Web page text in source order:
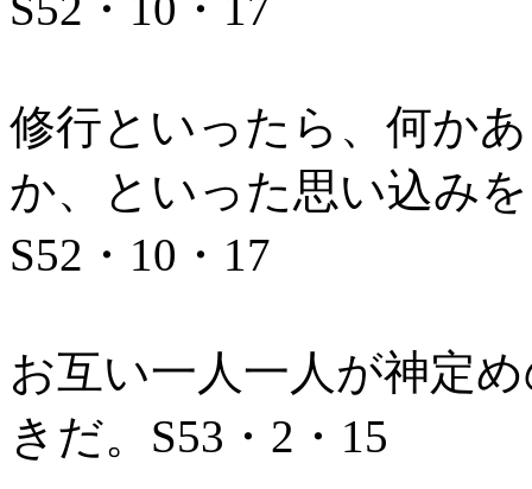
修行といったら、何か
か、といった思い込み
S52・10・17
お互い一人一人が神定
きだ。S53・2・15